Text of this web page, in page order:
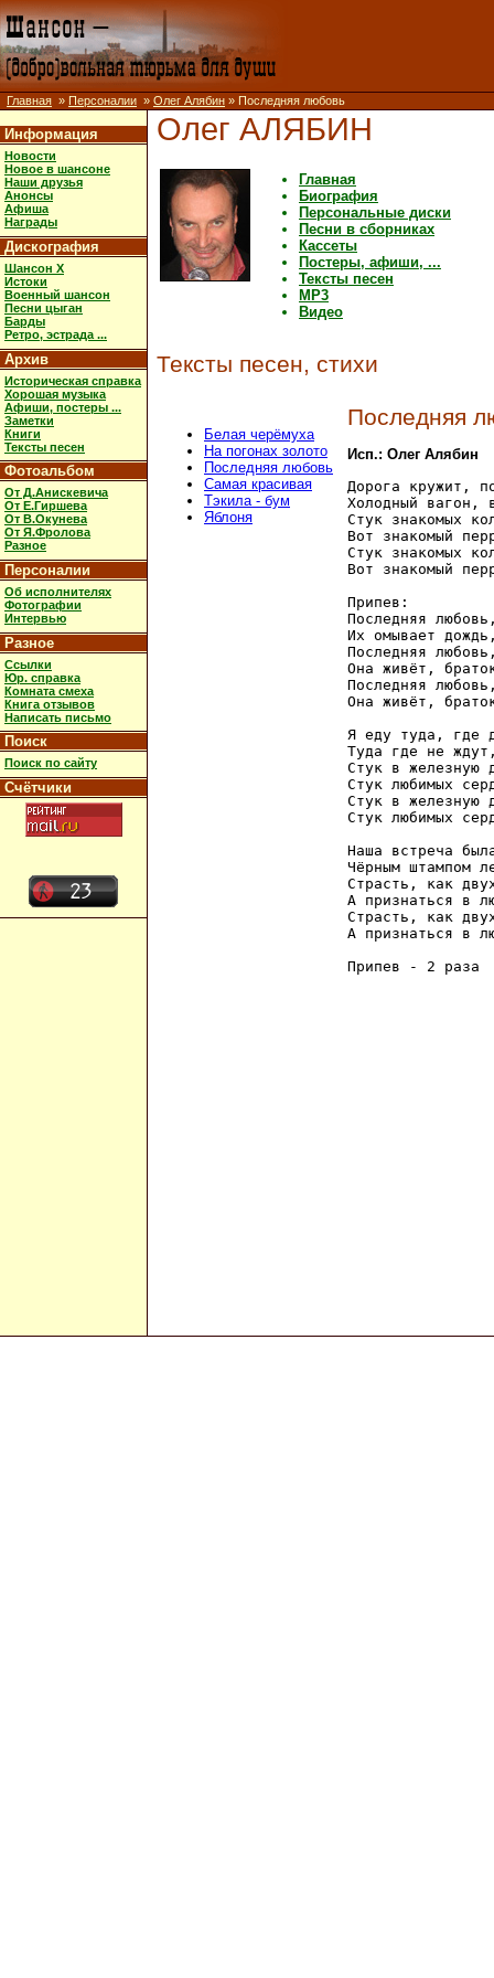
Главная » Персоналии » Олег Алябин » Последняя любовь
Информация
Новости
Новое в шансоне
Наши друзья
Анонсы
Афиша
Награды
Дискография
Шансон X
Истоки
Военный шансон
Песни цыган
Барды
Ретро, эстрада ...
Архив
Историческая справка
Хорошая музыка
Афиши, постеры ...
Заметки
Книги
Тексты песен
Фотоальбом
От Д.Анискевича
От Е.Гиршева
От В.Окунева
От Я.Фролова
Разное
Персоналии
Об исполнителях
Фотографии
Интервью
Разное
Ссылки
Юр. справка
Комната смеха
Книга отзывов
Написать письмо
Поиск
Поиск по сайту
Счётчики
Олег АЛЯБИН
Главная
Биография
Персональные диски
Песни в сборниках
Кассеты
Постеры, афиши, ...
Тексты песен
MP3
Видео
Тексты песен, стихи
Белая черёмуха
На погонах золото
Последняя любовь
Самая красивая
Тэкила - бум
Яблоня
Последняя
Исп.: Олег Алябин
Дорога кружит,
Холодный
Стук знакомых
Вот знакомый
Стук знакомых
Вот знакомый
Припев:
Последняя
Их омывает
Последняя
Она живёт,
Последняя
Она живёт,
Я еду туда, где
Туда где не
Стук в железную
Стук любимых
Стук в железную
Стук любимых
Наша встреча
Чёрным штампом
Страсть, как
А признаться в
Страсть, как
А признаться в